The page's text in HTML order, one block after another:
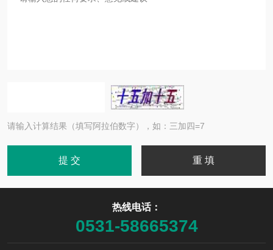
请输入计算结果（填写阿拉伯数字），如：三加四=7
热线电话：
0531-58665374